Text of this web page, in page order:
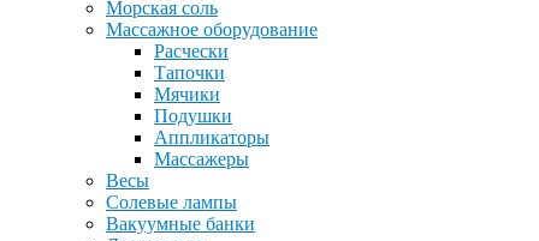
Морская соль
Массажное оборудование
Расчески
Тапочки
Мячики
Подушки
Аппликаторы
Массажеры
Весы
Солевые лампы
Вакуумные банки